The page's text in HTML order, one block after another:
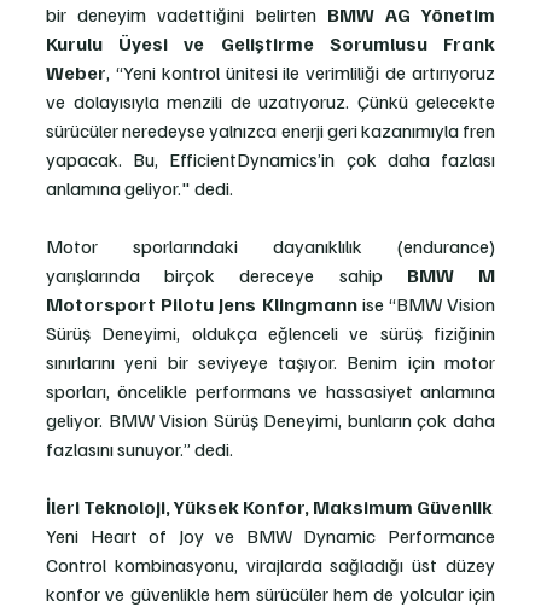
bir deneyim vadettiğini belirten BMW AG Yönetim
Kurulu Üyesi ve Geliştirme Sorumlusu Frank
Weber, “Yeni kontrol ünitesi ile verimliliği de artırıyoruz
ve dolayısıyla menzili de uzatıyoruz. Çünkü gelecekte
sürücüler neredeyse yalnızca enerji geri kazanımıyla fren
yapacak. Bu, EfficientDynamics’in çok daha fazlası
anlamına geliyor." dedi.
Motor sporlarındaki dayanıklılık (endurance)
yarışlarında birçok dereceye sahip BMW M
Motorsport Pilotu Jens Klingmann ise “BMW Vision
Sürüş Deneyimi, oldukça eğlenceli ve sürüş fiziğinin
sınırlarını yeni bir seviyeye taşıyor. Benim için motor
sporları, öncelikle performans ve hassasiyet anlamına
geliyor. BMW Vision Sürüş Deneyimi, bunların çok daha
fazlasını sunuyor.” dedi.
İleri Teknoloji, Yüksek Konfor, Maksimum Güvenlik
Yeni Heart of Joy ve BMW Dynamic Performance
Control kombinasyonu, virajlarda sağladığı üst düzey
konfor ve güvenlikle hem sürücüler hem de yolcular için